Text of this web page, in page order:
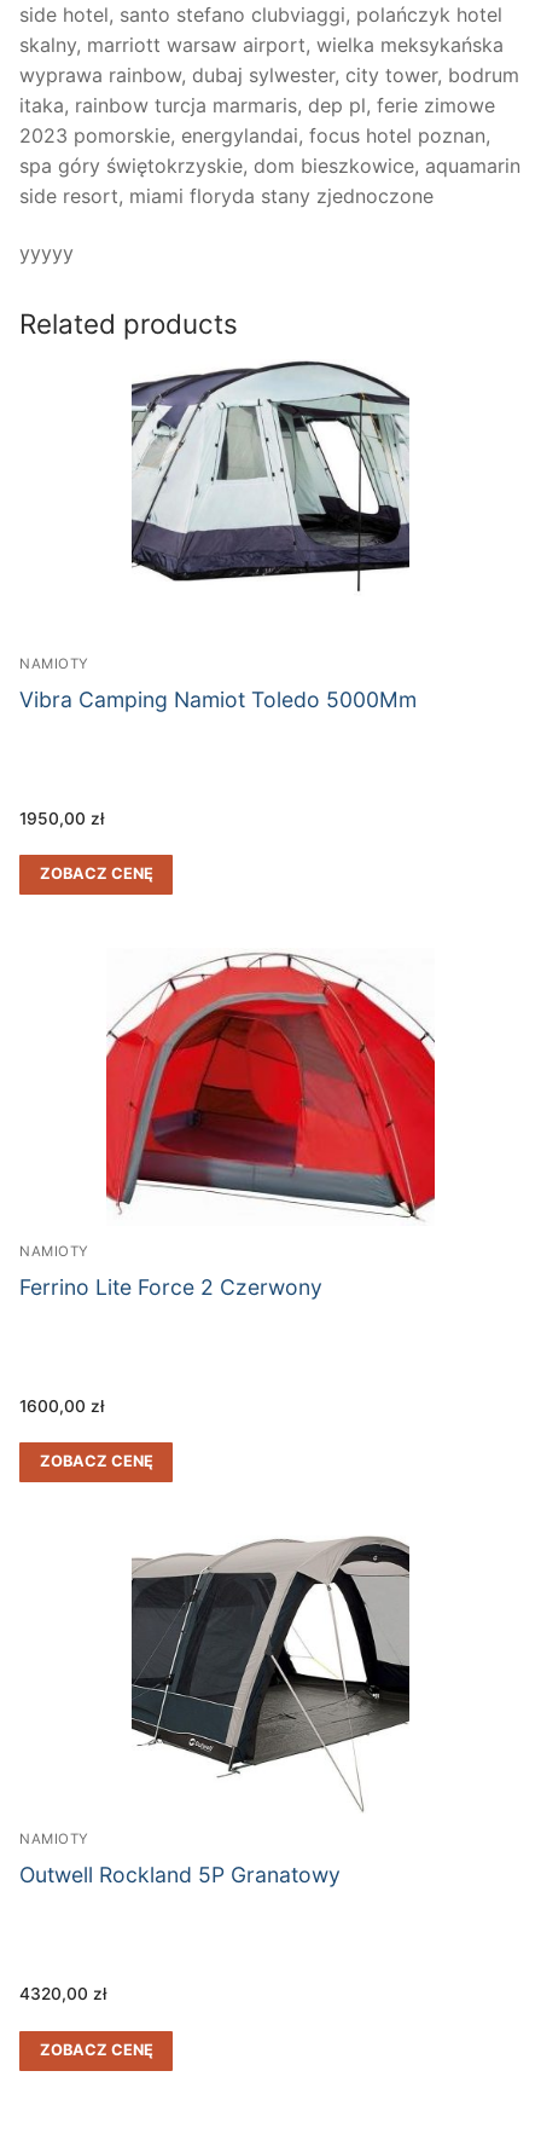
side hotel, santo stefano clubviaggi, polańczyk hotel
skalny, marriott warsaw airport, wielka meksykańska
wyprawa rainbow, dubaj sylwester, city tower, bodrum
itaka, rainbow turcja marmaris, dep pl, ferie zimowe
2023 pomorskie, energylandai, focus hotel poznan,
spa góry świętokrzyskie, dom bieszkowice, aquamarin
side resort, miami floryda stany zjednoczone
yyyyy
Related products
NAMIOTY
Vibra Camping Namiot Toledo 5000Mm
1950,00 zł
ZOBACZ CENĘ
NAMIOTY
Ferrino Lite Force 2 Czerwony
1600,00 zł
ZOBACZ CENĘ
NAMIOTY
Outwell Rockland 5P Granatowy
4320,00 zł
ZOBACZ CENĘ